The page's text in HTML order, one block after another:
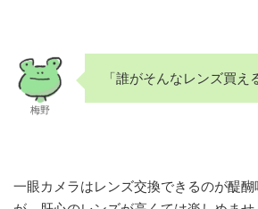
梅野
「誰がそんなレンズ買え
一眼カメラはレンズ交換できるのが醍